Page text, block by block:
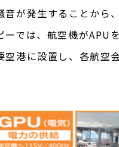
が発生することから
ーでは、航空機が
港に設置し、各航空